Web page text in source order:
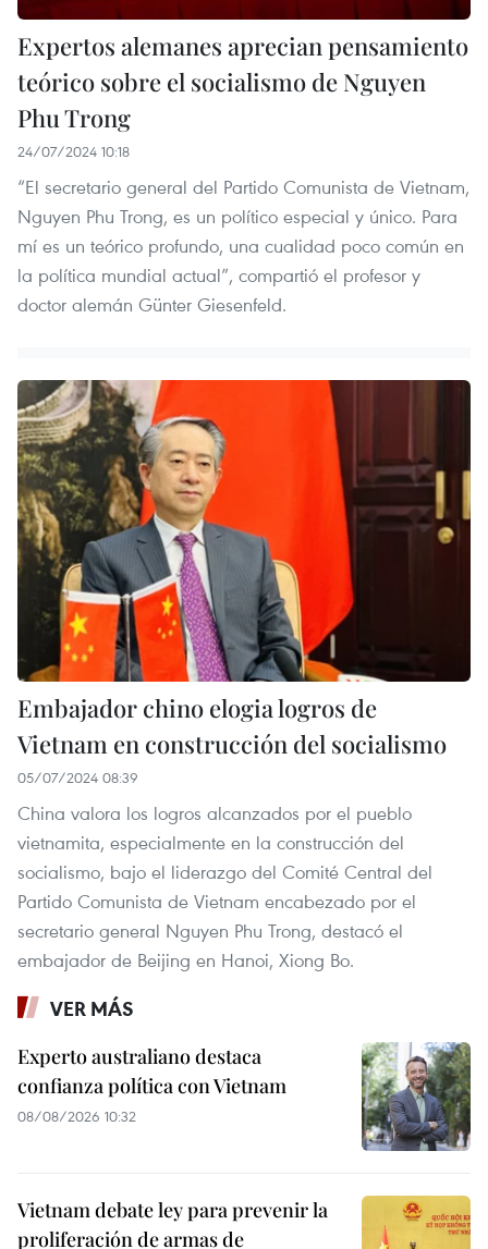
Expertos alemanes aprecian pensamiento
teórico sobre el socialismo de Nguyen
Phu Trong
24/07/2024 10:18
“El secretario general del Partido Comunista de Vietnam,
Nguyen Phu Trong, es un político especial y único. Para
mí es un teórico profundo, una cualidad poco común en
la política mundial actual”, compartió el profesor y
doctor alemán Günter Giesenfeld.
Embajador chino elogia logros de
Vietnam en construcción del socialismo
05/07/2024 08:39
China valora los logros alcanzados por el pueblo
vietnamita, especialmente en la construcción del
socialismo, bajo el liderazgo del Comité Central del
Partido Comunista de Vietnam encabezado por el
secretario general Nguyen Phu Trong, destacó el
embajador de Beijing en Hanoi, Xiong Bo.
VER MÁS
Experto australiano destaca
confianza política con Vietnam
08/08/2026 10:32
Vietnam debate ley para prevenir la
proliferación de armas de